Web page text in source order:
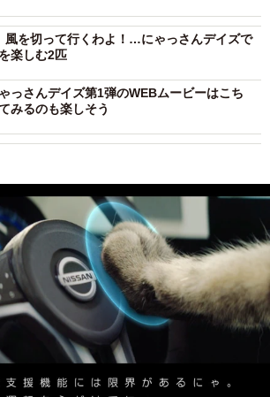
風を切って行くわよ！…にゃっさんデイズで
楽しむ2匹
ゃっさんデイズ第1弾のWEBムービーはこち
みるのも楽しそう